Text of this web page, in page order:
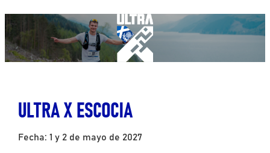
ULTRA X ESCOCIA
Fecha: 1 y 2 de mayo de 2027